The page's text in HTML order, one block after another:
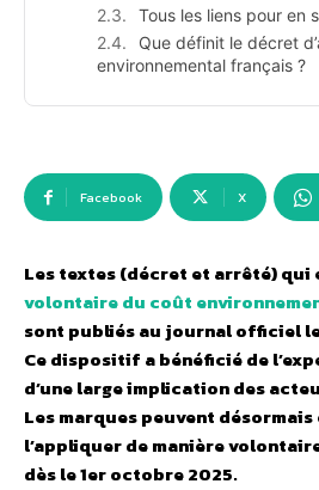
Tous les liens pour en
Que définit le décret
environnemental français ?
Facebook X
Les textes (décret et arrêté) qui
volontaire du coût
sont publiés au journal officiel
Ce dispositif a bénéficié de
d’une large implication des
Les marques peuvent désormais
l’appliquer de manière
dès le 1er octobre 2025.